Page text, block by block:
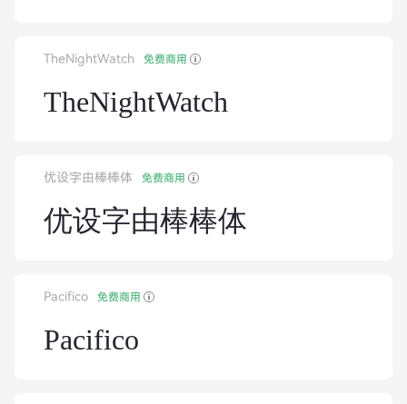
TheNightWatch 免费商用
TheNightWatch
优设字由棒棒体 免费商用
优设字由棒棒体
Pacifico 免费商用
Pacifico